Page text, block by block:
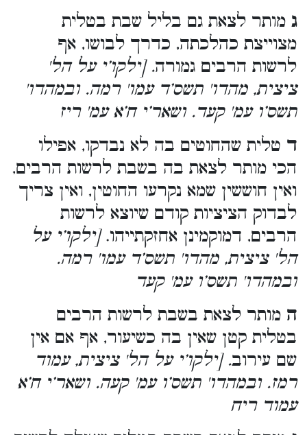
ג מותר לצאת גם בליל שבת בטלית
מצוייצת כהלכתה, כדרך לבושו, אף
לרשות הרבים גמורה. [ילקו’י על הל'
ציצית, מהדו' תשס’ד עמו' רמה. ובמהדו'
תשס’ו עמ' קעד. ושאר’י ח’א עמ' ריז
ד טלית שהחוטים בה לא נבדקו, אפילו
הכי מותר לצאת בה בשבת לרשות הרבים,
ואין חוששין שמא נקרעו החוטין, ואין צריך
לבדוק הציציות קודם שיוצא לרשות
הרבים, דמוקמינן אחזקתייהו.[ילקו’י על
הל' ציצית, מהדו' תשס’ד עמו' רמה.
ובמהדו' תשס’ו עמ' קעד
ה מותר לצאת בשבת לרשות הרבים
בטלית קטן שאין בה כשיעור, אף אם אין
שם עירוב. [ילקו’י על הל' ציצית, עמוד
רמז. ובמהדו' תשס’ו עמ' קעה. ושאר’י ח’א
עמוד ריח